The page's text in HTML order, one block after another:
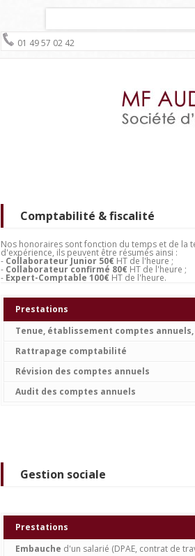
01 49 57 02 42
Comptabilité & fiscalité
Nos honoraires sont fonction du temps et de la
d'expérience, ils peuvent être résumés ainsi :
- Collaborateur Junior 50€ HT de l'heure ;
- Collaborateur confirmé 80€ HT de l'heure ;
- Expert-Comptable 100€ HT de l'heure.
Prestations
Tenue, établissement comptes
Rattrapage comptabilité
Révision des comptes annuels
Audit des comptes annuels
Gestion sociale
Prestations
Embauche d'un salarié (DPAE, contrat de